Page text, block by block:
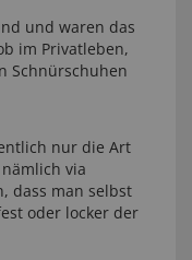
und waren das
im Privatleben,
Schnürschuhen
nur die Art
via
dass man selbst
oder locker der